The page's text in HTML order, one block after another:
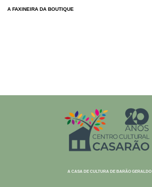
A FAXINEIRA DA BOUTIQUE
A CASA DE CULTURA DE BARÃO GERALDO